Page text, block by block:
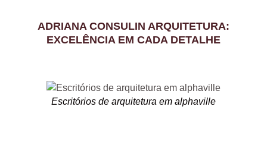
ADRIANA CONSULIN ARQUITETURA:
EXCELÊNCIA EM CADA DETALHE
Escritórios de arquitetura em alphaville